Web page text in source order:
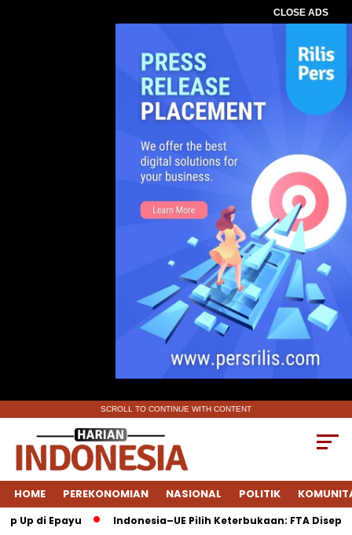
CLOSE ADS
SCROLL TO CONTINUE WITH CONTENT
HOME PEREKONOMIAN NASIONAL POLITIK
Epayu Indonesia–UE Pilih Keterbukaan: FTA Disepakati